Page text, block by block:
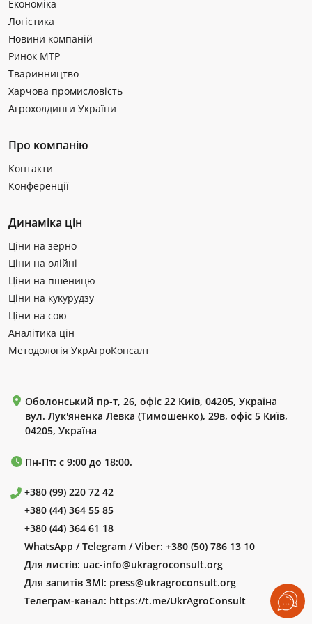
Економіка
Логістика
Новини компаній
Ринок МТР
Тваринництво
Харчова промисловість
Агрохолдинги України
Про компанію
Контакти
Конференції
Динаміка цін
Ціни на зерно
Ціни на олійні
Ціни на пшеницю
Ціни на кукурудзу
Ціни на сою
Аналітика цін
Методологія УкрАгроКонсалт
Оболонський пр-т, 26, офіс 22 Київ, 04205, Україна
вул. Лук'яненка Левка (Тимошенко), 29в, офіс 5 Київ,
04205, Україна
Пн-Пт: с 9:00 до 18:00.
+380 (99) 220 72 42
+380 (44) 364 55 85
+380 (44) 364 61 18
WhatsApp / Telegram / Viber: +380 (50) 786 13 10
Для листів: uac-info@ukragroconsult.org
Для запитів ЗМІ: press@ukragroconsult.org
Телеграм-канал: https://t.me/UkrAgroConsult